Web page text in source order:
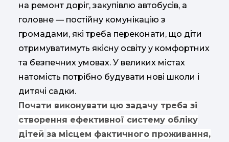
на ремонт доріг, закупівлю автобусів, а
головне — постійну комунікацію з
громадами, які треба переконати, що діти
отримуватимуть якісну освіту у комфортних
та безпечних умовах. У великих містах
натомість потрібно будувати нові школи і
дитячі садки.
Почати виконувати цю задачу треба зі
створення ефективної систему обліку
дітей за місцем фактичного проживання,